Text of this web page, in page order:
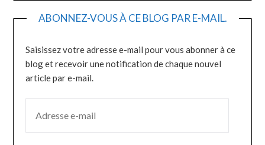
ABONNEZ-VOUS À CE BLOG PAR E-MAIL.
Saisissez votre adresse e-mail pour vous abonner à ce
blog et recevoir une notification de chaque nouvel
article par e-mail.